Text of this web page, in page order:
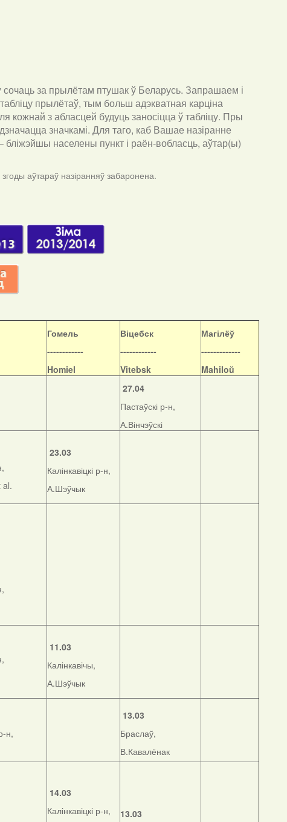
сочаць за прылётам птушак ў Беларусь. Запрашаем і
прылётаў, тым больш адэкватная карціна
кожнай з абласцей будуць заносіцца ў табліцу. Пры
значкамі. Для таго, каб Вашае назіранне
бліжэйшы населены пункт і раён-вобласць, аўтар(ы)
аўтараў назіранняў забаронена.
Гомель
------------
Homiel
Віцебск
------------
Vitebsk
Магілёў
-------------
Mahiloŭ
27.04
Пастаўскі р-н,
А.Вінчэўскі
al.
23.03
Калінкавіцкі р-н,
А.Шэўчык
11.03
Калінкавічы,
А.Шэўчык
н,
13.03
Браслаў,
В.Кавалёнак
14.03
Калінкавіцкі р-н,
13.03